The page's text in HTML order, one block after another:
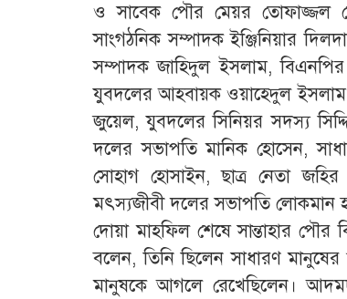
ও সাবেক পৌর মেয়র তোফাজ্জল
সাংগঠনিক সম্পাদক ইঞ্জিনিয়ার
সম্পাদক জাহিদুল ইসলাম,
যুবদলের আহবায়ক ওয়াহেদুল ইসলাম
জুয়েল, যুবদলের সিনিয়র সদস্য
দলের সভাপতি মানিক হোসেন,
সোহাগ হোসাইন, ছাত্র নেতা
মৎস্যজীবী দলের সভাপতি লোকমান
দোয়া মাহফিল শেষে সান্তাহার পৌর
বলেন, তিনি ছিলেন সাধারণ
মানুষকে আগলে রেখেছিলেন।